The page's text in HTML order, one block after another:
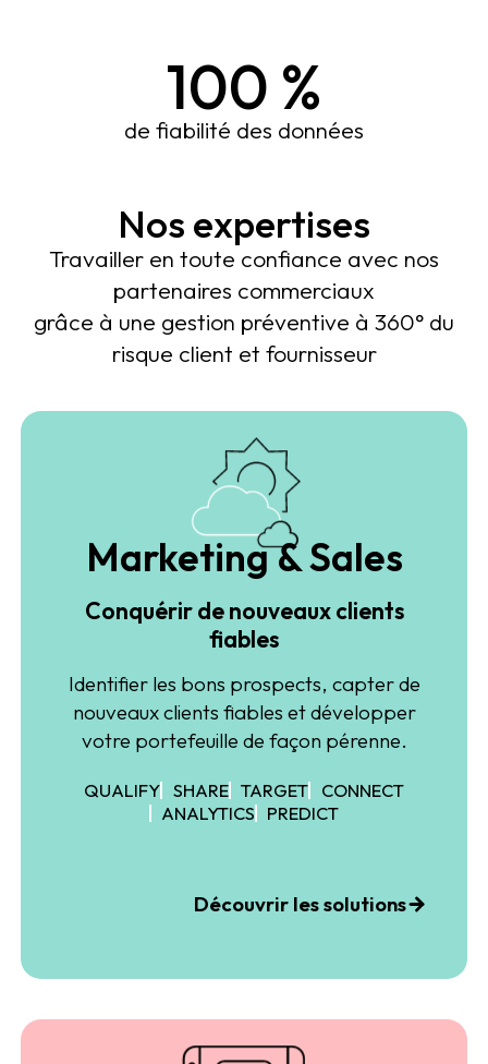
100 %
de fiabilité des données
Nos expertises
Travailler en toute confiance avec nos
partenaires commerciaux
grâce à une gestion préventive à 360° du
risque client et fournisseur
Marketing & Sales
Conquérir de nouveaux clients
fiables
Identifier les bons prospects, capter de
nouveaux clients fiables et développer
votre portefeuille de façon pérenne.
QUALIFY SHARE TARGET
CONNECT
ANALYTICS
PREDICT
Découvrir les solutions